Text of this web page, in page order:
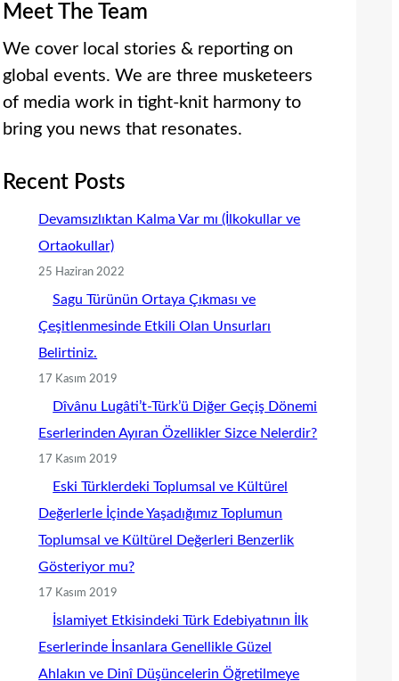
Meet The Team
We cover local stories & reporting on
global events. We are three musketeers
of media work in tight-knit harmony to
bring you news that resonates.
Recent Posts
Devamsızlıktan Kalma Var mı (İlkokullar ve
Ortaokullar)
25 Haziran 2022
Sagu Türünün Ortaya Çıkması ve
Çeşitlenmesinde Etkili Olan Unsurları
Belirtiniz.
17 Kasım 2019
Dîvânu Lugâti’t-Türk’ü Diğer Geçiş Dönemi
Eserlerinden Ayıran Özellikler Sizce Nelerdir?
17 Kasım 2019
Eski Türklerdeki Toplumsal ve Kültürel
Değerlerle İçinde Yaşadığımız Toplumun
Toplumsal ve Kültürel Değerleri Benzerlik
Gösteriyor mu?
17 Kasım 2019
İslamiyet Etkisindeki Türk Edebiyatının İlk
Eserlerinde İnsanlara Genellikle Güzel
Ahlakın ve Dinî Düşüncelerin Öğretilmeye